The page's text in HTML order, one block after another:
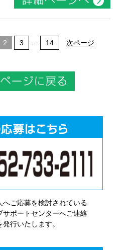
2 3 14 次ページ
へご応募を検討されている
サポートセンターへご連絡
行いたします。